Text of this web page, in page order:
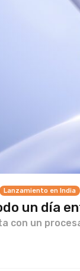
Lanzamiento en India
un día
con un